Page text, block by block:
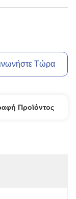
Τώρα
Προϊόντος